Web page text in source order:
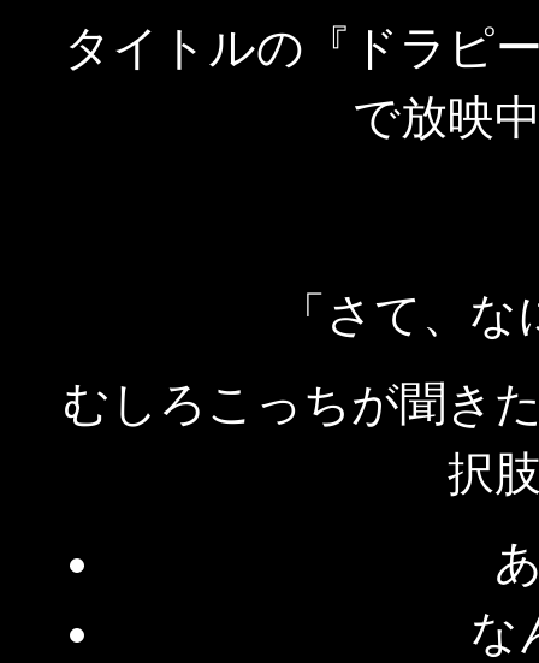
タイトルの『ドラピ
で放映
「さて、
むしろこっちが聞き
択
な